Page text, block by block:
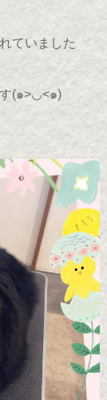
ていました
(๑>◡<๑)